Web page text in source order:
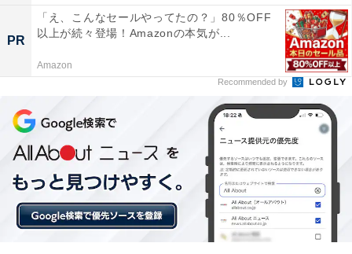
PR
「え、こんなセールやってたの？」80％OFF
以上が続々登場！Amazonの本気が...
Amazon
Recommended by